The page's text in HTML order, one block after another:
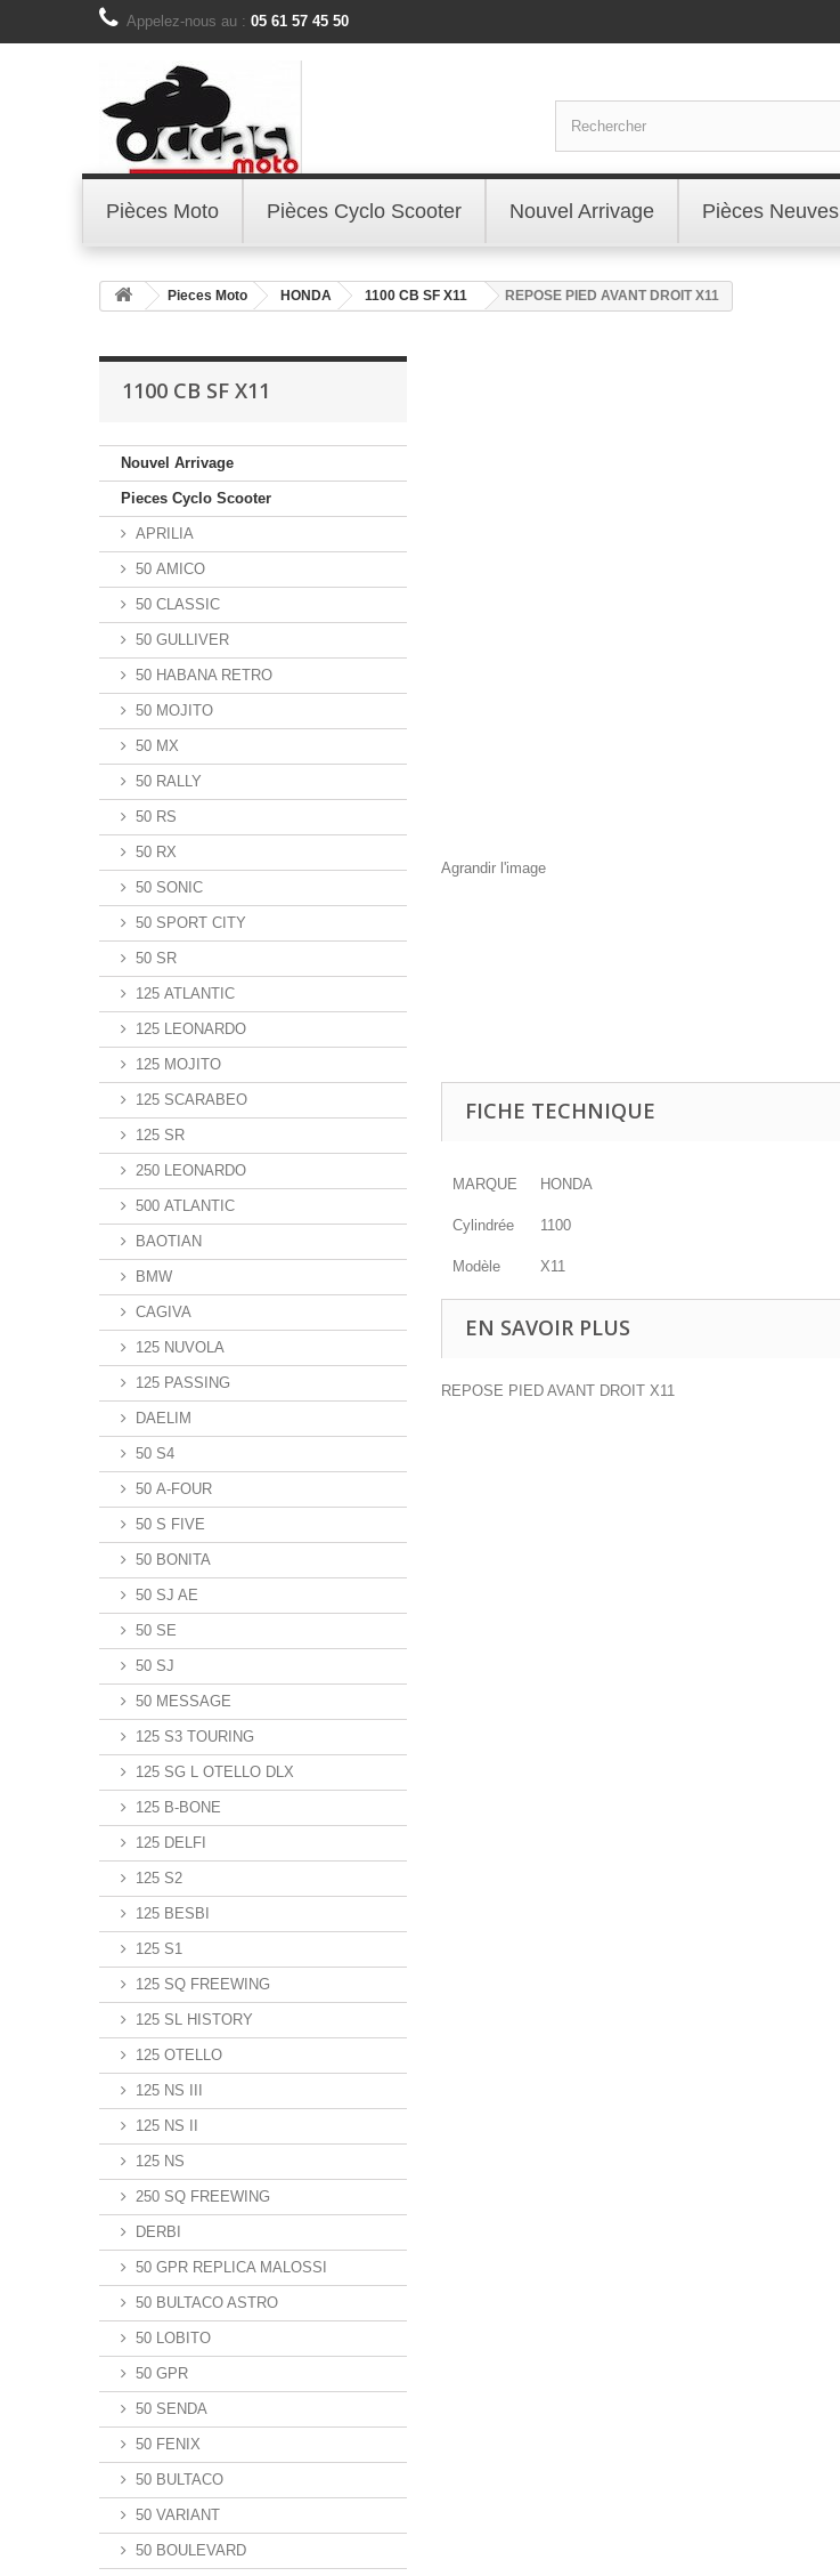
Appelez-nous au : 05 61 57 45 50
Pièces Moto Pièces Cyclo Scooter Nouvel Arrivage Pièces Neuves
Pieces Moto HONDA 1100 CB SF X11 REPOSE PIED AVANT DROIT X11
1100 CB SF X11
Nouvel Arrivage
Pieces Cyclo Scooter
APRILIA
50 AMICO
50 CLASSIC
50 GULLIVER
50 HABANA RETRO
50 MOJITO
50 MX
50 RALLY
50 RS
50 RX
50 SONIC
50 SPORT CITY
50 SR
125 ATLANTIC
125 LEONARDO
125 MOJITO
125 SCARABEO
125 SR
250 LEONARDO
500 ATLANTIC
BAOTIAN
BMW
CAGIVA
125 NUVOLA
125 PASSING
DAELIM
50 S4
50 A-FOUR
50 S FIVE
50 BONITA
50 SJ AE
50 SE
50 SJ
50 MESSAGE
125 S3 TOURING
125 SG L OTELLO DLX
125 B-BONE
125 DELFI
125 S2
125 BESBI
125 S1
125 SQ FREEWING
125 SL HISTORY
125 OTELLO
125 NS III
125 NS II
125 NS
250 SQ FREEWING
DERBI
50 GPR REPLICA MALOSSI
50 BULTACO ASTRO
50 LOBITO
50 GPR
50 SENDA
50 FENIX
50 BULTACO
50 VARIANT
50 BOULEVARD
Agrandir l'image
FICHE TECHNIQUE
MARQUE HONDA
Cylindrée 1100
Modèle X11
EN SAVOIR PLUS
REPOSE PIED AVANT DROIT X11